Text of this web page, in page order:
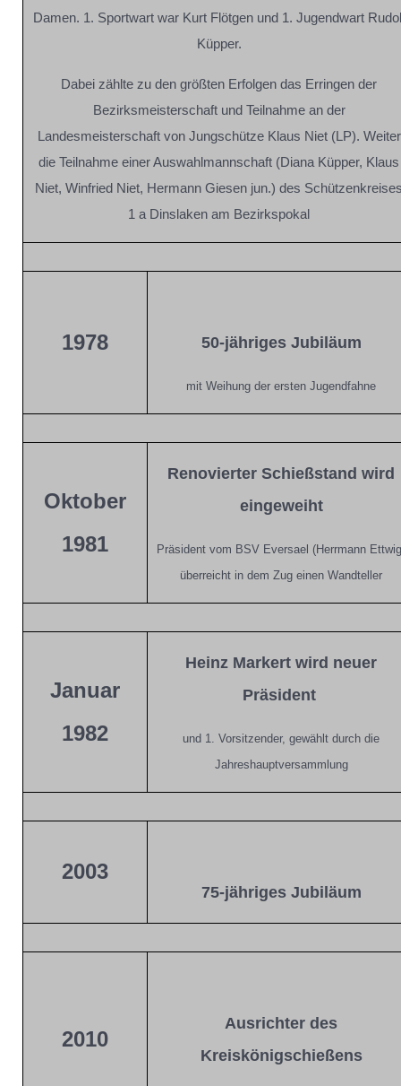
Damen. 1. Sportwart war Kurt Flötgen und 1. Jugendwart
Küpper.
Dabei zählte zu den größten Erfolgen das Erringen der
Bezirksmeisterschaft und Teilnahme an der
Landesmeisterschaft von Jungschütze Klaus Niet (LP). Weiter
die Teilnahme einer Auswahlmannschaft (Diana Küpper, Klaus
Niet, Winfried Niet, Hermann Giesen jun.) des
1 a Dinslaken am Bezirkspokal
1978 50-jähriges Jubiläum
mit Weihung der ersten Jugendfahne
Oktober
1981
Renovierter Schießstand wird
eingeweiht
Präsident vom BSV Eversael (Herrmann
überreicht in dem Zug einen Wandteller
Januar
1982
Heinz Markert wird neuer
Präsident
und 1. Vorsitzender, gewählt durch die
Jahreshauptversammlung
2003
75-jähriges Jubiläum
2010
Ausrichter des
Kreiskönigschießens